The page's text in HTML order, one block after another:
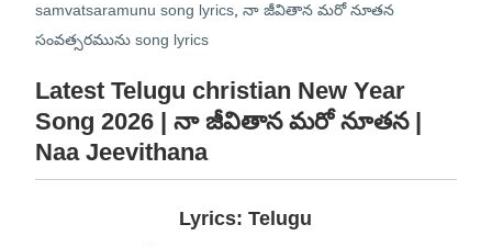
samvatsaramunu song lyrics, నా జీవితాన మరో నూతన
సంవత్సరమును song lyrics
Latest Telugu christian New Year
Song 2026 | నా జీవితాన మరో నూతన |
Naa Jeevithana
Lyrics: Telugu